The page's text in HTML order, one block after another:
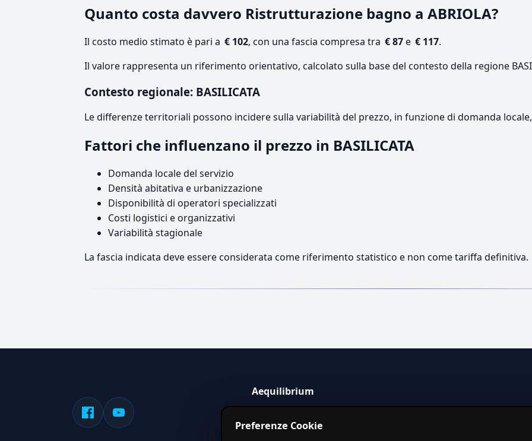
Quanto costa davvero Ristrutturazione bagno a ABRIOLA?
Il costo medio stimato è pari a € 102, con una fascia compresa tra € 87e € 117.
Il valore rappresenta un riferimento orientativo, calcolato sulla base del contesto della regione
Contesto regionale: BASILICATA
Le differenze territoriali possono incidere sulla variabilità del prezzo, in funzione di domanda
Fattori che influenzano il prezzo in BASILICATA
Domanda locale del servizio
Densità abitativa e urbanizzazione
Disponibilità di operatori specializzati
Costi logistici e organizzativi
Variabilità stagionale
La fascia indicata deve essere considerata come riferimento statistico e non come tariffa definitiva.
Aequilibrium
servizi in Italia.
Preferenze Cookie